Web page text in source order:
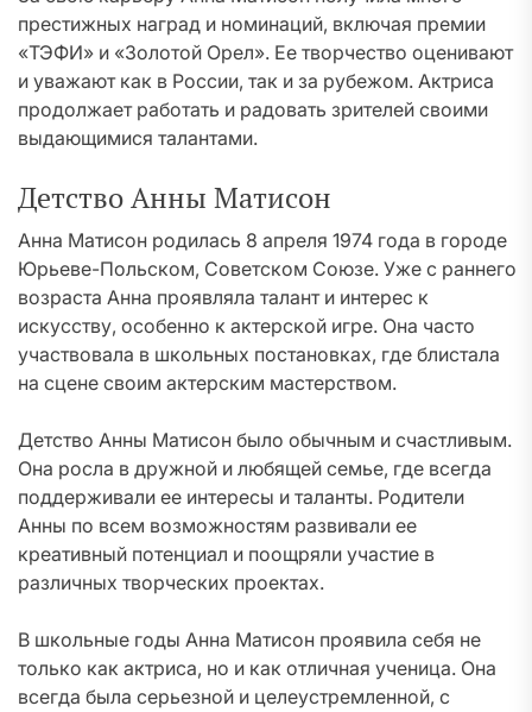
престижных наград и номинаций, включая премии
«ТЭФИ» и «Золотой Орел». Ее творчество оценивают
и уважают как в России, так и за рубежом. Актриса
продолжает работать и радовать зрителей своими
выдающимися талантами.
Детство Анны Матисон
Анна Матисон родилась 8 апреля 1974 года в городе
Юрьеве-Польском, Советском Союзе. Уже с раннего
возраста Анна проявляла талант и интерес к
искусству, особенно к актерской игре. Она часто
участвовала в школьных постановках, где блистала
на сцене своим актерским мастерством.
Детство Анны Матисон было обычным и счастливым.
Она росла в дружной и любящей семье, где всегда
поддерживали ее интересы и таланты. Родители
Анны по всем возможностям развивали ее
креативный потенциал и поощряли участие в
различных творческих проектах.
В школьные годы Анна Матисон проявила себя не
только как актриса, но и как отличная ученица. Она
всегда была серьезной и целеустремленной, с